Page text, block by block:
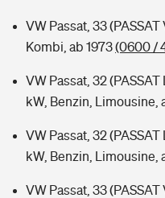
VW Passat, 33 (PASSAT
Kombi, ab 1973(0600 /
VW Passat, 32 (PASSAT
kW, Benzin, Limousine,
VW Passat, 32 (PASSAT
kW, Benzin, Limousine,
VW Passat, 33 (PASSAT